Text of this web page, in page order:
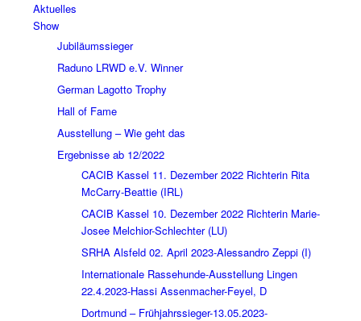
Aktuelles
Show
Jubiläumssieger
Raduno LRWD e.V. Winner
German Lagotto Trophy
Hall of Fame
Ausstellung – Wie geht das
Ergebnisse ab 12/2022
CACIB Kassel 11. Dezember 2022 Richterin Rita
McCarry-Beattie (IRL)
CACIB Kassel 10. Dezember 2022 Richterin Marie-
Josee Melchior-Schlechter (LU)
SRHA Alsfeld 02. April 2023-Alessandro Zeppi (I)
Internationale Rassehunde-Ausstellung Lingen
22.4.2023-Hassi Assenmacher-Feyel, D
Dortmund – Frühjahrssieger-13.05.2023-